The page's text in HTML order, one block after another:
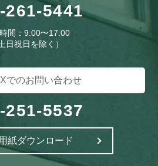
社 に）日東紡績株式会社
ね）ネグロス電工株式会社
ひ）広化東海プラスチック株式会
社
261-5441
間：9:00〜17:00
日祝日を除く）
でのお問い合わせ
251-5537
紙ダウンロード